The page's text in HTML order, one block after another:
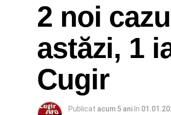
2 noi
astăzi, 1
Cugir
Publicat acum 5 aniîn